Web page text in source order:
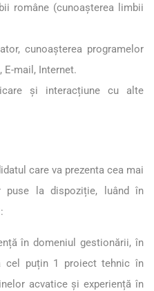
române (cunoașterea limbii
cunoașterea programelor
mail, Internet.
și interacțiune cu alte
care va prezenta cea mai
puse la dispoziție, luând în
în domeniul gestionării, în
cel puțin 1 proiect tehnic în
acvatice și experiență în